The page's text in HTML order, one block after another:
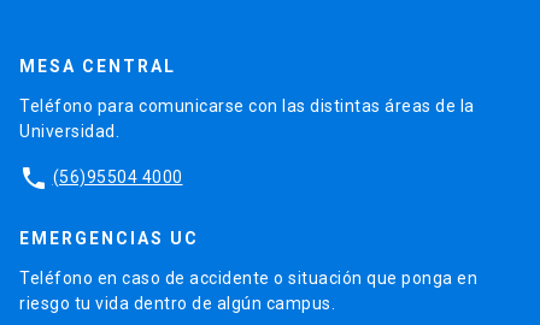
MESA CENTRAL
Teléfono para comunicarse con las distintas áreas de la
Universidad.
phone (56)95504 4000
EMERGENCIAS UC
Teléfono en caso de accidente o situación que ponga en
riesgo tu vida dentro de algún campus.